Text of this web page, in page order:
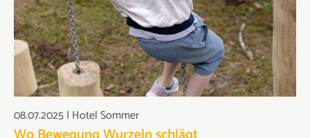
08.07.2025| Hotel Sommer